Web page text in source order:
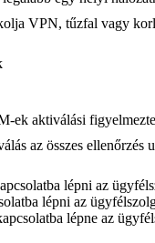
VPN, tűzfal vagy
ek aktiválási
az összes
lépni az
lépni az
lépne az